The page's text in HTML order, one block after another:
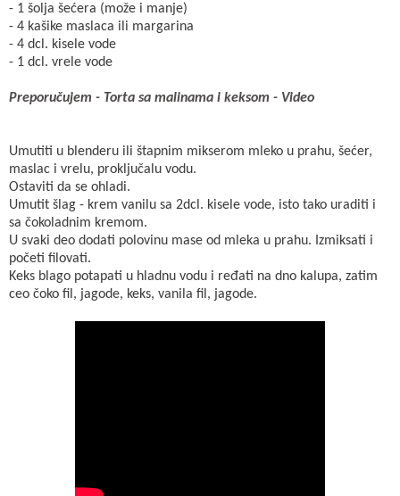
- 1 šolja šećera (može i manje)
- 4 kašike maslaca ili margarina
- 4 dcl. kisele vode
- 1 dcl. vrele vode
Preporučujem - Torta sa malinama i keksom - Video
Umutiti u blenderu ili štapnim mikserom mleko u prahu, šećer,
maslac i vrelu, proključalu vodu.
Ostaviti da se ohladi.
Umutit šlag - krem vanilu sa 2dcl. kisele vode, isto tako uraditi i
sa čokoladnim kremom.
U svaki deo dodati polovinu mase od mleka u prahu. Izmiksati i
početi filovati.
Keks blago potapati u hladnu vodu i ređati na dno kalupa, zatim
ceo čoko fil, jagode, keks, vanila fil, jagode.